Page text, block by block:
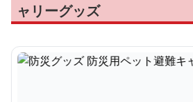
ャリーグッズ